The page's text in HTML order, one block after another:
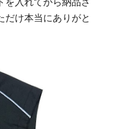
を入れてから納品さ
だけ本当にありがと